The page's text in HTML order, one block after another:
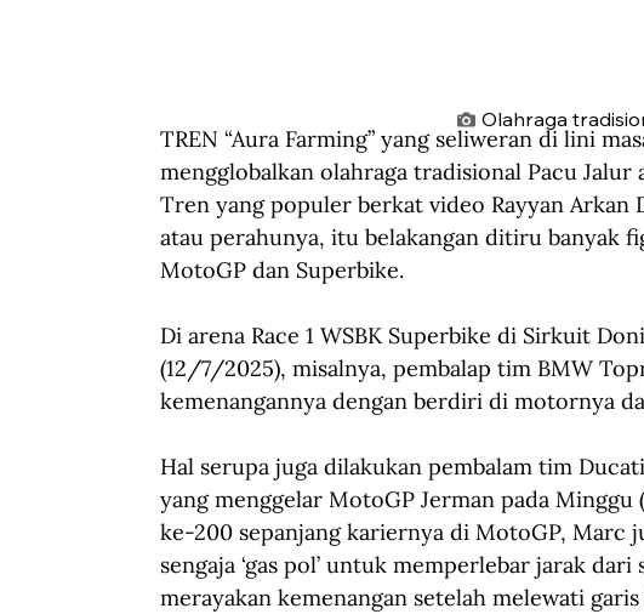
Olahraga
TREN “Aura Farming” yang seliweran di lini
mengglobalkan olahraga tradisional Pacu Jalur
Tren yang populer berkat video Rayyan Arkan
atau perahunya, itu belakangan ditiru banyak
MotoGP dan Superbike.
Di arena Race 1 WSBK Superbike di Sirkuit
(12/7/2025), misalnya, pembalap tim BMW
kemenangannya dengan berdiri di motornya
Hal serupa juga dilakukan pembalam tim
yang menggelar MotoGP Jerman pada
ke-200 sepanjang kariernya di MotoGP, Marc
sengaja ‘gas pol’ untuk memperlebar jarak
merayakan kemenangan setelah melewati